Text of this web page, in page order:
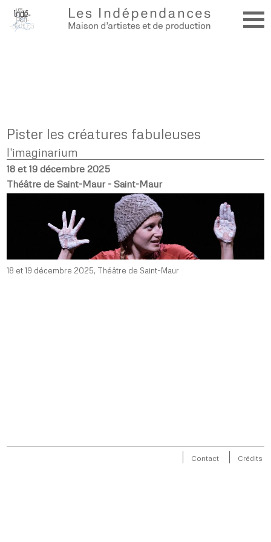
Pister les créatures fabuleuses
l'imaginarium
18 et 19 décembre 2025
Théâtre de Saint-Maur - Saint-Maur
18 et 19 décembre 2025, Théâtre de Saint-Maur
Contact Crédits